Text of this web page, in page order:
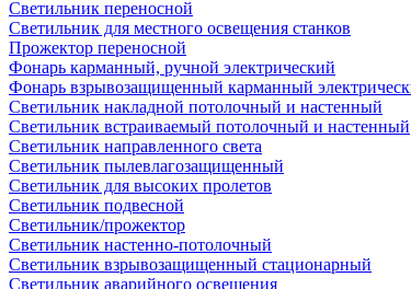
Светильник переносной
Светильник для местного освещения станков
Прожектор переносной
Фонарь карманный, ручной электрический
Фонарь взрывозащищенный карманный
Светильник накладной потолочный и настенный
Светильник встраиваемый потолочный и настенный
Светильник направленного света
Светильник пылевлагозащищенный
Светильник для высоких пролетов
Светильник подвесной
Светильник/прожектор
Светильник настенно-потолочный
Светильник взрывозащищенный стационарный
Светильник аварийного освещения